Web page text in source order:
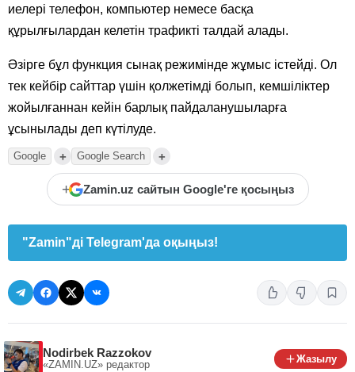
иелері телефон, компьютер немесе басқа
құрылғылардан келетін трафикті талдай алады.
Әзірге бұл функция сынақ режимінде жұмыс істейді. Ол
тек кейбір сайттар үшін қолжетімді болып, кемшіліктер
жойылғаннан кейін барлық пайдаланушыларға
ұсынылады деп күтілуде.
Google + Google Search +
+ Zamin.uz сайтын Google'ге қосыңыз
"Zamin"ді Telegram'да оқыңыз!
Nodirbek Razzokov
«ZAMIN.UZ» редактор
Жазылу